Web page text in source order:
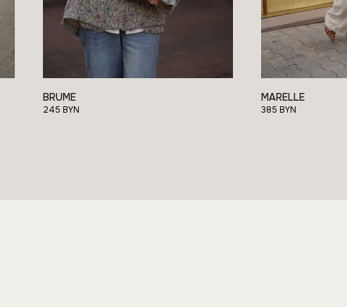
BRUME
245 BYN
MARELLE
385 BYN
Публичная оферта
Политика конфиденциальности